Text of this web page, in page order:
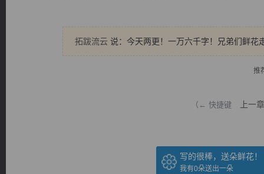
拓跋流云 说：今天两更！一万六千字！兄弟们鲜花
推
（← 快捷键 上一章
写的很棒，送朵鲜花！
我有0朵送出一朵